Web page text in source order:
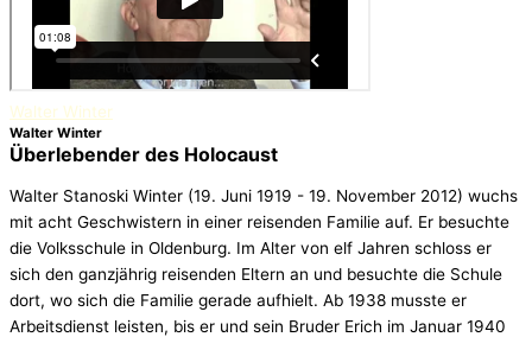
Walter Winter
Walter Winter
Überlebender des Holocaust
Walter Stanoski Winter (19. Juni 1919 - 19. November 2012) wuchs
mit acht Geschwistern in einer reisenden Familie auf. Er besuchte
die Volksschule in Oldenburg. Im Alter von elf Jahren schloss er
sich den ganzjährig reisenden Eltern an und besuchte die Schule
dort, wo sich die Familie gerade aufhielt. Ab 1938 musste er
Arbeitsdienst leisten, bis er und sein Bruder Erich im Januar 1940